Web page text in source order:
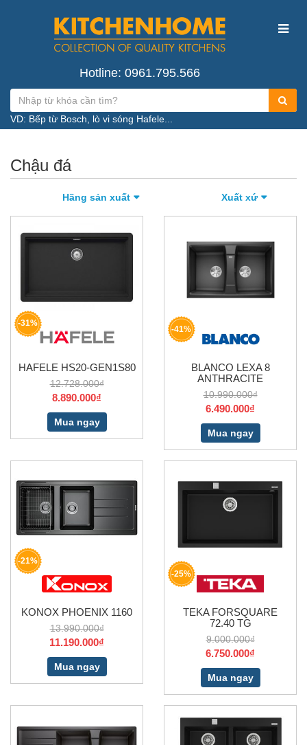
Hotline: 0961.795.566
VD: Bếp từ Bosch, lò vi sóng Hafele...
Chậu đá
Hãng sản xuất Xuất xứ
-31%
HAFELE HS20-GEN1S80
12.728.000₫
8.890.000₫
Mua ngay
-41%
BLANCO LEXA 8
ANTHRACITE
10.990.000₫
6.490.000₫
Mua ngay
-21%
KONOX PHOENIX 1160
13.990.000₫
11.190.000₫
Mua ngay
-25%
TEKA FORSQUARE
72.40 TG
9.000.000₫
6.750.000₫
Mua ngay